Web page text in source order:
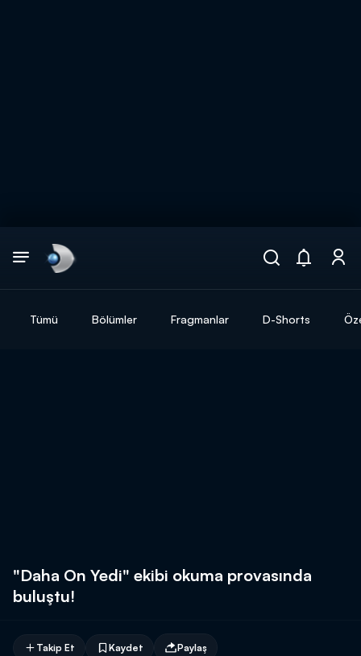
Tümü Bölümler Fragmanlar D-Shorts
"Daha On Yedi" ekibi okuma provasında
buluştu!
Takip Et Kaydet Paylaş